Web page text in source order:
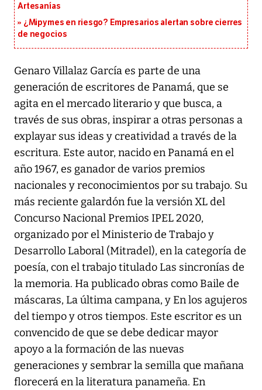
Artesanías
¿Mipymes en riesgo? Empresarios alertan sobre cierres
de negocios
Genaro Villalaz García es parte de una
generación de escritores de Panamá, que se
agita en el mercado literario y que busca, a
través de sus obras, inspirar a otras personas a
explayar sus ideas y creatividad a través de la
escritura. Este autor, nacido en Panamá en el
año 1967, es ganador de varios premios
nacionales y reconocimientos por su trabajo. Su
más reciente galardón fue la versión XL del
Concurso Nacional Premios IPEL 2020,
organizado por el Ministerio de Trabajo y
Desarrollo Laboral (Mitradel), en la categoría de
poesía, con el trabajo titulado Las sincronías de
la memoria. Ha publicado obras como Baile de
máscaras, La última campana, y En los agujeros
del tiempo y otros tiempos. Este escritor es un
convencido de que se debe dedicar mayor
apoyo a la formación de las nuevas
generaciones y sembrar la semilla que mañana
florecerá en la literatura panameña. En